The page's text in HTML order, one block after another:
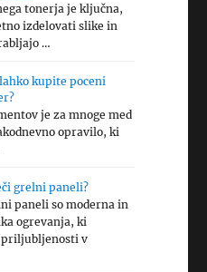
tonerja je ključna,
izdelovati slike in
…
kupite poceni
je za mnoge med
opravilo, ki
grelni paneli?
paneli so moderna in
ogrevanja, ki
priljubljenosti v